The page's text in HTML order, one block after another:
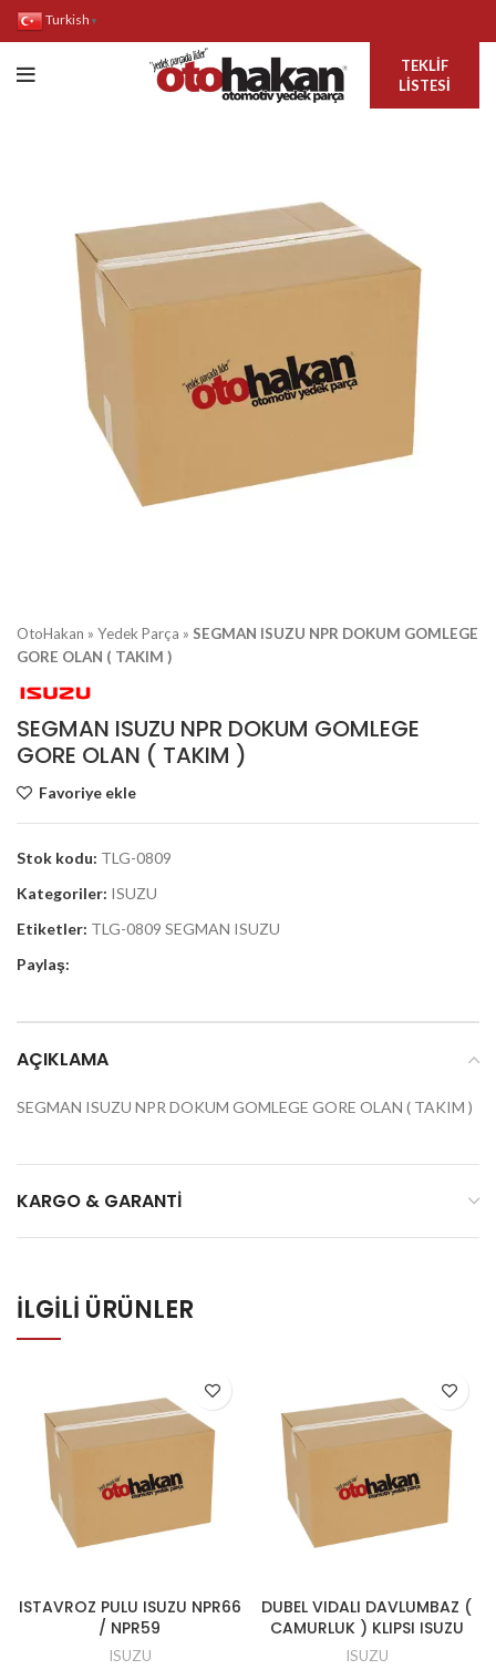
Turkish ▼
TEKLIF
LISTESI
OtoHakan » Yedek Parça » SEGMAN ISUZU NPR DOKUM GOMLEGE
GORE OLAN ( TAKIM )
SEGMAN ISUZU NPR DOKUM GOMLEGE
GORE OLAN ( TAKIM )
Favoriye ekle
Stok kodu: TLG-0809
Kategoriler: ISUZU
Etiketler: TLG-0809 SEGMAN ISUZU
Paylaş:
AÇIKLAMA
SEGMAN ISUZU NPR DOKUM GOMLEGE GORE OLAN ( TAKIM )
KARGO & GARANTI
İLGILI ÜRÜNLER
ISTAVROZ PULU ISUZU NPR66
/ NPR59
ISUZU
DUBEL VIDALI DAVLUMBAZ (
CAMURLUK ) KLIPSI ISUZU
ISUZU